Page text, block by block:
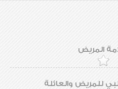
المريض
للمريض والعائلة